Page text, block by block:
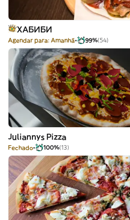
ХАБИБИ
Agendar para: Amanhã 99%(54)
Juliannys Pizza
Fechado 100%(13)